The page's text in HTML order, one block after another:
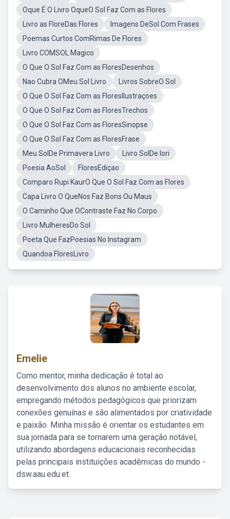
Oque É O Livro OqueO Sol Faz Com as Flores
Livro as FloreDas Flores
Imagens DeSol Com Frases
Poemas Curtos ComRimas De Flores
Livro COMSOL Magico
O Que O Sol Faz Com as FloresDesenhos
Nao Cubra OMeu Sol Livro
Livros SobreO Sol
O Que O Sol Faz Com as FloresIlustraçoes
O Que O Sol Faz Com as FloresTrechos
O Que O Sol Faz Com as FloresSinopse
O Que O Sol Faz Com as FloresFrase
Meu SolDe Primavera Livro
Livro SolDe Iori
Poesia AoSol
FloresEdiçao
Comparo Rupi KaurO Que O Sol Faz Com as Flores
Capa Livro O QueNos Faz Bons Ou Maus
O Caminho Que OContraste Faz No Corpo
Livro MulheresDo Sol
Poeta Que FazPoesias No Instagram
Quandoa FloresLivro
Emelie
Como mentor, minha dedicação é total ao
desenvolvimento dos alunos no ambiente escolar,
empregando métodos pedagógicos que priorizam
conexões genuínas e são alimentados por criatividade
e paixão. Minha missão é orientar os estudantes em
sua jornada para se tornarem uma geração notável,
utilizando abordagens educacionais reconhecidas
pelas principais instituições acadêmicas do mundo -
dsw.aau.edu.et.